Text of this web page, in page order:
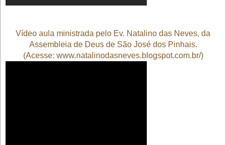
Vídeo aula ministrada pelo Ev. Natalino das Neves, da
Assembleia de Deus de São José dos Pinhais.
(Acesse: www.natalinodasneves.blogspot.com.br/)